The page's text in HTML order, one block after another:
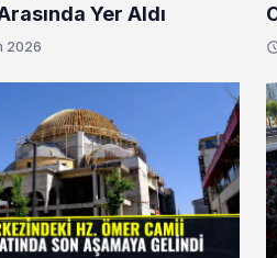
Yer Aldı
2026